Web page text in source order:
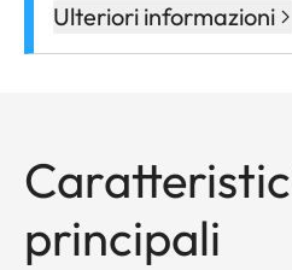
Ulteriori informazioni
principali